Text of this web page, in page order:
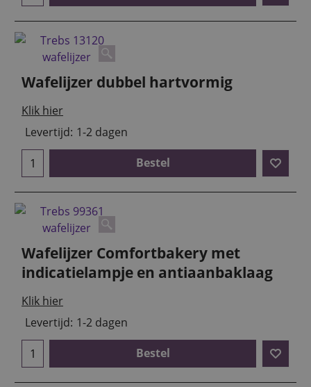
Wafelijzer dubbel hartvormig
Klik hier
Levertijd: 1-2 dagen
Bestel
Wafelijzer Comfortbakery met
indicatielampje en antiaanbaklaag
Klik hier
Levertijd: 1-2 dagen
Bestel